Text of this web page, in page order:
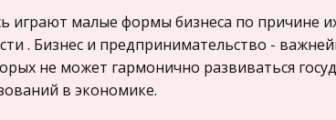
играют малые формы бизнеса по причине
. Бизнес и предпринимательство -
не может гармонично развиваться
в экономике.